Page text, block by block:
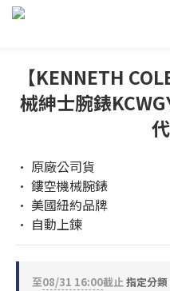
【KENNETH
械紳士腕錶
• 原廠公司貨
• 鏤空機械腕錶
• 美國紐約品牌
• 自動上鍊
至08/31 16:00截止指定分